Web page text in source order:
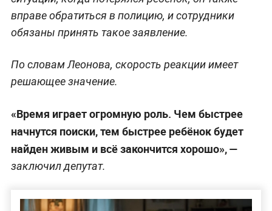
вправе обратиться в полицию, и сотрудники
обязаны принять такое заявление.
По словам Леонова, скорость реакции имеет
решающее значение.
«Время играет огромную роль. Чем быстрее
начнутся поиски, тем быстрее ребёнок будет
найден живым и всё закончится хорошо», —
заключил депутат.